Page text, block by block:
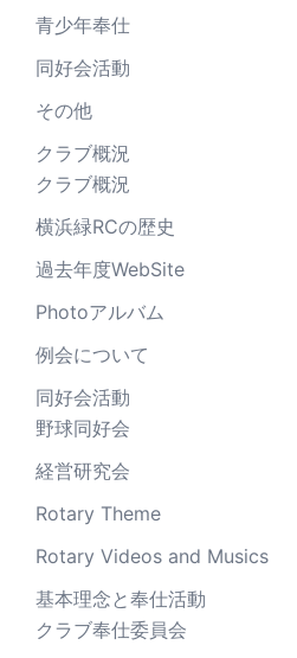
青少年奉仕
同好会活動
その他
クラブ概況
クラブ概況
横浜緑RCの歴史
過去年度WebSite
Photoアルバム
例会について
同好会活動
野球同好会
経営研究会
Rotary Theme
Rotary Videos and Musics
基本理念と奉仕活動
クラブ奉仕委員会